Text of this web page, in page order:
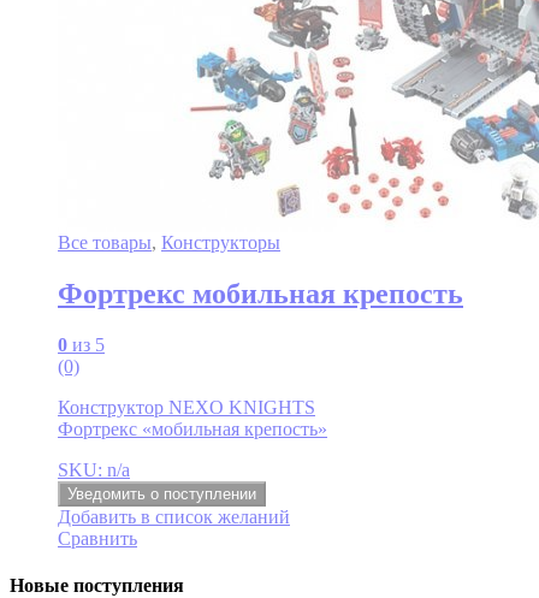
Все товары, Конструкторы
Фортрекс мобильная крепость
0 из 5
(0)
Конструктор NEXO KNIGHTS
Фортрекс «мобильная крепость»
SKU: n/a
Уведомить о поступлении
Добавить в список желаний
Сравнить
Новые поступления